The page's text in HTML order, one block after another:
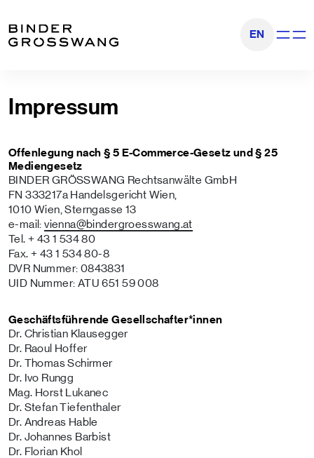
EN
Impressum
Offenlegung nach § 5 E-Commerce-Gesetz und § 25
Mediengesetz
BINDER GRÖSSWANG Rechtsanwälte GmbH
FN 333217a Handelsgericht Wien,
1010 Wien, Sterngasse 13
e-mail:vienna@bindergroesswang.at
Tel. + 43 1 534 80
Fax. + 43 1 534 80-8
DVR Nummer: 0843831
UID Nummer: ATU 651 59 008
Geschäftsführende Gesellschafter*innen
Dr. Christian Klausegger
Dr. Raoul Hoffer
Dr. Thomas Schirmer
Dr. Ivo Rungg
Mag. Horst Lukanec
Dr. Stefan Tiefenthaler
Dr. Andreas Hable
Dr. Johannes Barbist
Dr. Florian Khol